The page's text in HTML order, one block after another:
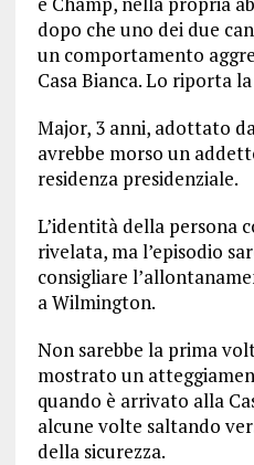
dopo che uno dei due
un comportamento
Casa Bianca. Lo riporta
Major, 3 anni, adottato
avrebbe morso un
residenza presidenziale.
L’identità della persona
rivelata, ma l’episodio
consigliare
a Wilmington.
Non sarebbe la prima
mostrato un
quando è arrivato alla
alcune volte saltando
della sicurezza.